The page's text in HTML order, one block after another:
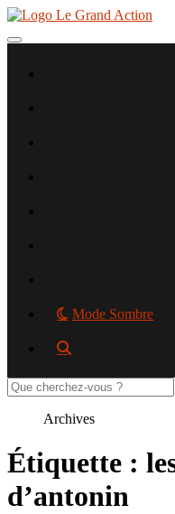
Aller
contenu
Toggle navigation
Mode Sombre
Rechercher
sur
Archives
Étiquette :
d’antonin